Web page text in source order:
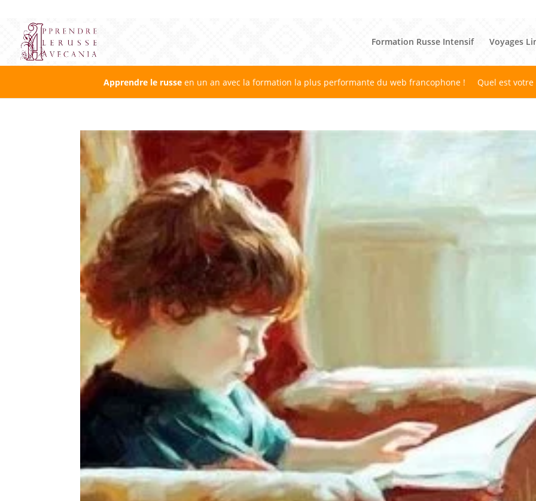
Formation Russe Intensif Voyages
Apprendre le russe en un an avec la formation la plus performante du web francophone ! Quel est votre